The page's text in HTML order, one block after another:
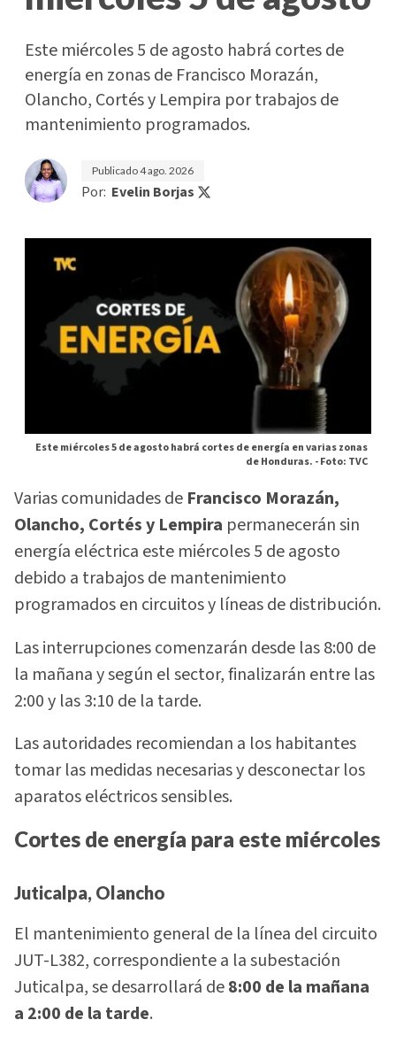
Este miércoles 5 de agosto habrá cortes de
energía en zonas de Francisco Morazán,
Olancho, Cortés y Lempira por trabajos de
mantenimiento programados.
Publicado4 ago. 2026
Por: Evelin Borjas
Este miércoles 5 de agosto habrá cortes de energía en varias zonas
de Honduras. -Foto: TVC
Varias comunidades de Francisco Morazán,
Olancho, Cortés y Lempira permanecerán sin
energía eléctrica este miércoles 5 de agosto
debido a trabajos de mantenimiento
programados en circuitos y líneas de distribución.
Las interrupciones comenzarán desde las 8:00 de
la mañana y según el sector, finalizarán entre las
2:00 y las 3:10 de la tarde.
Las autoridades recomiendan a los habitantes
tomar las medidas necesarias y desconectar los
aparatos eléctricos sensibles.
Cortes de energía para este miércoles
Juticalpa, Olancho
El mantenimiento general de la línea del circuito
JUT-L382, correspondiente a la subestación
Juticalpa, se desarrollará de8:00 de la mañana
a 2:00 de la tarde.